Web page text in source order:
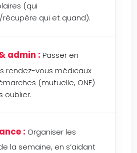
(qui
qui et quand).
admin : Passer en
rendez-vous médicaux
(mutuelle, ONE)
oublier.
: Organiser les
la semaine, en s’aidant